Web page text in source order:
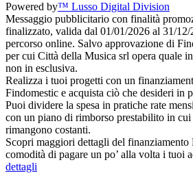
Powered by™ Lusso Digital Division
Messaggio pubblicitario con finalità
finalizzato, valida dal 01/01/2026 al 31/
percorso online. Salvo approvazione di
per cui Città della Musica srl opera quale
non in esclusiva.
Realizza i tuoi progetti con un
Findomestic e acquista ciò che desideri in
Puoi dividere la spesa in pratiche rate
con un piano di rimborso prestabilito in cui
rimangono costanti.
Scopri maggiori dettagli del finanziamento
comodità di pagare un po’ alla volta i tuoi
dettagli